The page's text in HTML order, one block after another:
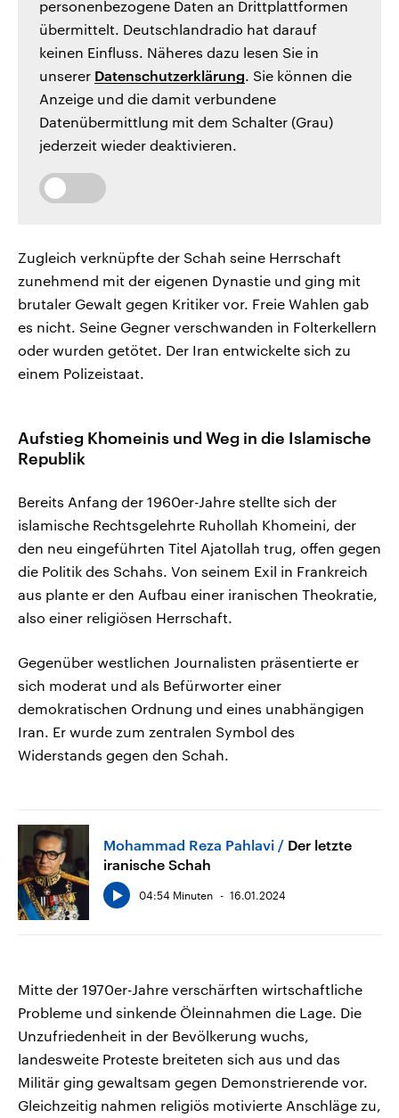
personenbezogene Daten an Drittplattformen
übermittelt. Deutschlandradio hat darauf
keinen Einfluss. Näheres dazu lesen Sie in
unserer Datenschutzerklärung. Sie können die
Anzeige und die damit verbundene
Datenübermittlung mit dem Schalter (Grau)
jederzeit wieder deaktivieren.
Zugleich verknüpfte der Schah seine Herrschaft
zunehmend mit der eigenen Dynastie und ging mit
brutaler Gewalt gegen Kritiker vor. Freie Wahlen gab
es nicht. Seine Gegner verschwanden in Folterkellern
oder wurden getötet. Der Iran entwickelte sich zu
einem Polizeistaat.
Aufstieg Khomeinis und Weg in die Islamische
Republik
Bereits Anfang der 1960er-Jahre stellte sich der
islamische Rechtsgelehrte Ruhollah Khomeini, der
den neu eingeführten Titel Ajatollah trug, offen gegen
die Politik des Schahs. Von seinem Exil in Frankreich
aus plante er den Aufbau einer iranischen Theokratie,
also einer religiösen Herrschaft.
Gegenüber westlichen Journalisten präsentierte er
sich moderat und als Befürworter einer
demokratischen Ordnung und eines unabhängigen
Iran. Er wurde zum zentralen Symbol des
Widerstands gegen den Schah.
Mohammad Reza Pahlavi
Der letzte
iranische Schah
04:54 Minuten 16.01.2024
Mitte der 1970er-Jahre verschärften wirtschaftliche
Probleme und sinkende Öleinnahmen die Lage. Die
Unzufriedenheit in der Bevölkerung wuchs,
landesweite Proteste breiteten sich aus und das
Militär ging gewaltsam gegen Demonstrierende vor.
Gleichzeitig nahmen religiös motivierte Anschläge zu,